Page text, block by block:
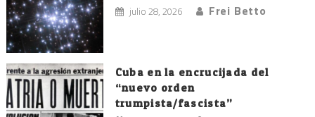
julio 28, 2026 Frei Betto
Cuba en la encrucijada del
“nuevo orden
trumpista/fascista”